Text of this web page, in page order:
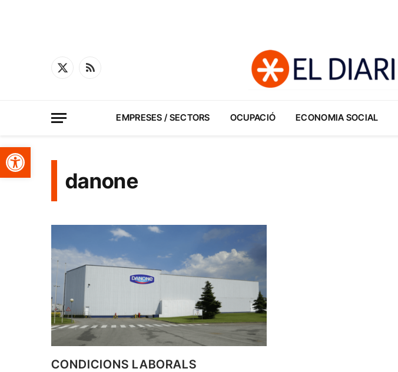
Obre la barra d'eines
X
RSS
EMPRESES / SECTORS OCUPACIÓ ECONOMIA SOCIAL
danone
CONDICIONS LABORALS